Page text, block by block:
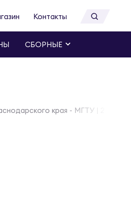
Контакты
СБОРНЫЕ
края - МГТУ | 27